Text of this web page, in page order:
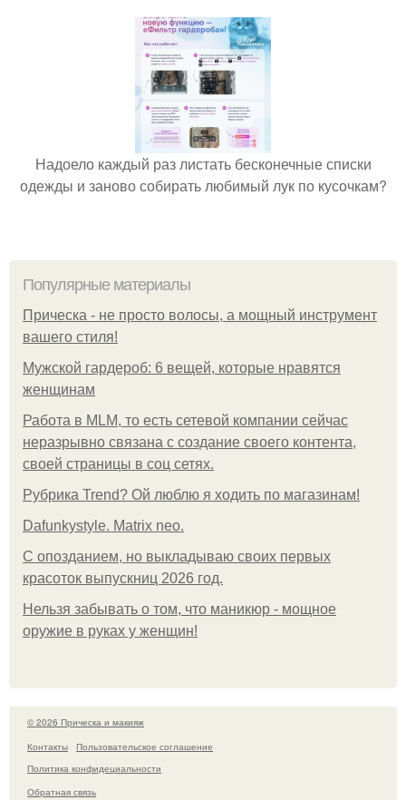
Надоело каждый раз листать бесконечные списки
одежды и заново собирать любимый лук по кусочкам?
Популярные материалы
Прическа - не просто волосы, а мощный инструмент
вашего стиля!
Мужской гардероб: 6 вещей, которые нравятся
женщинам
Работа в MLM, то есть сетевой компании сейчас
неразрывно связана с создание своего контента,
своей страницы в соц сетях.
Рубрика Trend? Ой люблю я ходить по магазинам!
Dafunkystyle. Matrix neo.
С опозданием, но выкладываю своих первых
красоток выпускниц 2026 год.
Нельзя забывать о том, что маникюр - мощное
оружие в руках у женщин!
© 2026 Прическа и макияж
Контакты
Пользовательское соглашение
Политика конфидециальности
Обратная связь